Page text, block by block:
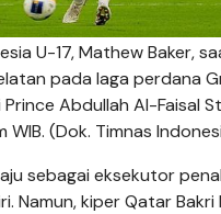
U-17, Mathew Baker,
pada laga perdana
Abdullah Al-Faisal
(Dok. Timnas
sebagai eksekutor
Namun, kiper Qatar Bakri